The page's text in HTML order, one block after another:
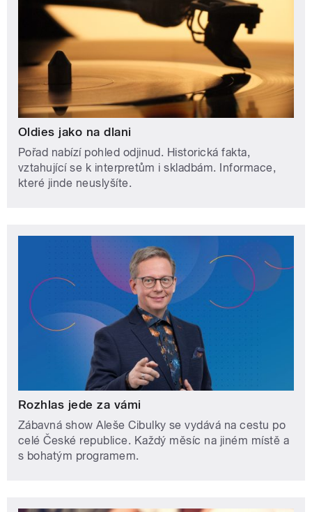
Oldies jako na dlani
Pořad nabízí pohled odjinud. Historická fakta,
vztahující se k interpretům i skladbám. Informace,
které jinde neuslyšíte.
Rozhlas jede za vámi
Zábavná show Aleše Cibulky se vydává na cestu po
celé České republice. Každý měsíc na jiném místě a
s bohatým programem.